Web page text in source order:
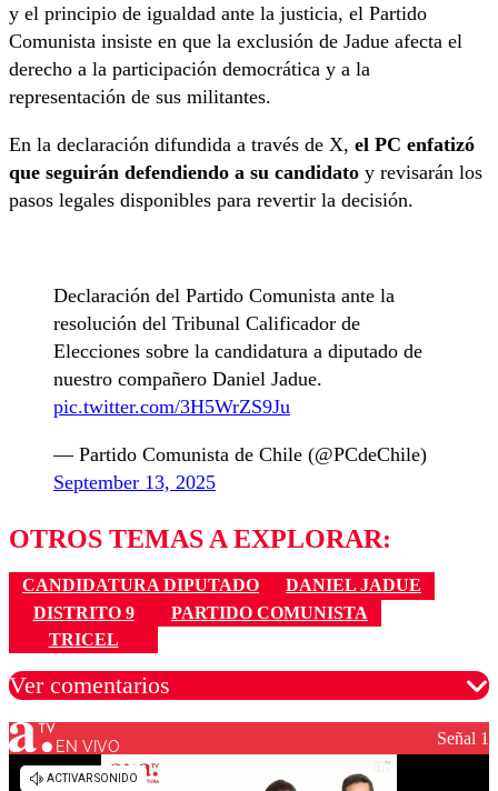
y el principio de igualdad ante la justicia, el Partido
Comunista insiste en que la exclusión de Jadue afecta el
derecho a la participación democrática y a la
representación de sus militantes.
En la declaración difundida a través de X, el PC enfatizó
que seguirán defendiendo a su candidato y revisarán los
pasos legales disponibles para revertir la decisión.
Declaración del Partido Comunista ante la
resolución del Tribunal Calificador de
Elecciones sobre la candidatura a diputado de
nuestro compañero Daniel Jadue.
pic.twitter.com/3H5WrZS9Ju
— Partido Comunista de Chile (@PCdeChile)
September 13, 2025
OTROS TEMAS A EXPLORAR:
CANDIDATURA DIPUTADO
DANIEL JADUE
DISTRITO 9
PARTIDO COMUNISTA
TRICEL
Ver comentarios
Los comentarios son moderados para garantizar un
diálogo respetuoso.
EN VIVO Señal 1